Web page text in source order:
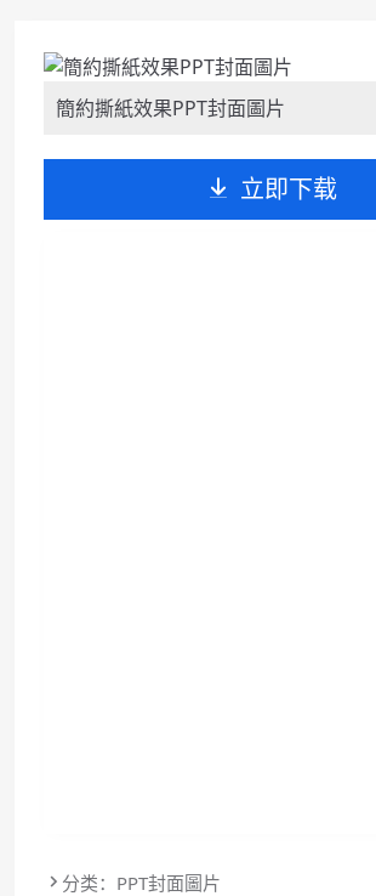
簡約撕紙效果PPT封面圖片
立即下载
分类：PPT封面圖片